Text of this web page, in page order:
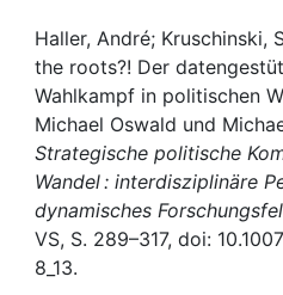
Awards
My FIS
Help
Haller, André; Kruschinski,
the roots?! Der
Wahlkampf in politischen
Michael Oswald und
Strategische politische
Wandel : interdisziplinäre
dynamisches
VS, S. 289–317, doi:
8_13.